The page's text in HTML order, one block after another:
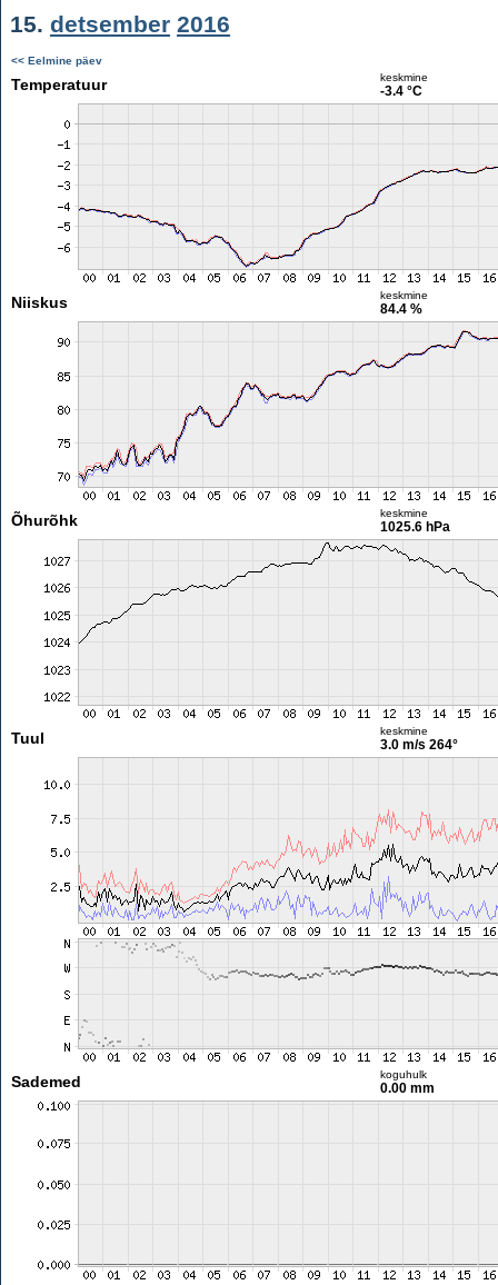
15. detsember 2016
<< Eelmine päev
Temperatuur keskmine
-3.4 °C
Niiskus keskmine
84.4 %
Õhurõhk keskmine
1025.6 hPa
Tuul keskmine
3.0 m/s 264°
Sademed koguhulk
0.00 mm